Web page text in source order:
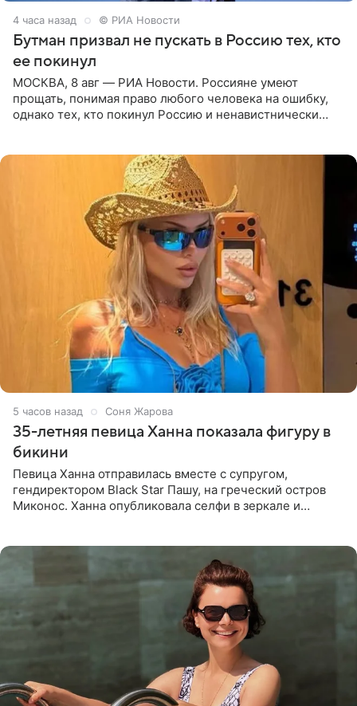
4 часа назад © РИА Новости
Бутман призвал не пускать в Россию тех, кто
ее покинул
МОСКВА, 8 авг — РИА Новости. Россияне умеют
прощать, понимая право любого человека на ошибку,
однако тех, кто покинул Россию и ненавистнически
5 часов назад Соня Жарова
35-летняя певица Ханна показала фигуру в
бикини
Певица Ханна отправилась вместе с супругом,
гендиректором Black Star Пашу, на греческий остров
Миконос. Ханна опубликовала селфи в зеркале и